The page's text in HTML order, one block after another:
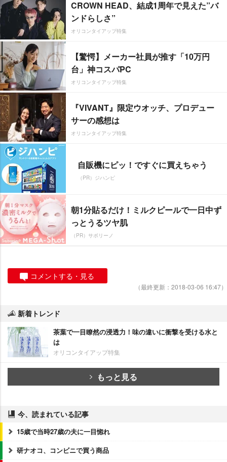
CROWN HEAD、結成1周年で見えた”バ
ンドらしさ”
オリコンタイアップ特集
【驚愕】メーカー社員が推す「10万円
台」神コスパPC
オリコンタイアップ特集
『VIVANT』限定ウオッチ、プロデュー
サーの感想は
オリコンタイアップ特集
自販機にピッ！ですぐに買えちゃう
（PR）ジハンピ
朝1分貼るだけ！ミルクピールで一日中ず
っとうるツヤ肌
（PR）サボリーノ
コメントする・見る
（最終更新：2018-03-06 16:47）
新着トレンド
茶葉で一目瞭然の浸透力！味の違いに衝撃を受ける水と
は
オリコンタイアップ特集
もっと見る
今、読まれている記事
15歳で当時27歳の夫に一目惚れ
研ナオコ、コンビニで買う商品